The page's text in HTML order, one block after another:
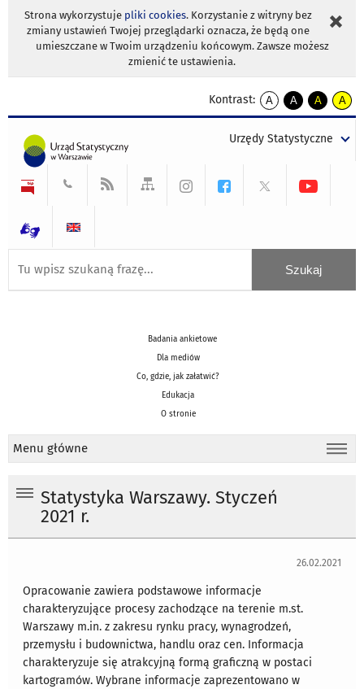
Strona wykorzystuje pliki cookies. Korzystanie z witryny bez
zmiany ustawień Twojej przeglądarki oznacza, że będą one
umieszczane w Twoim urządzeniu końcowym. Zawsze możesz
zmienić te ustawienia.
Kontrast:
A
kontrast
A
kontrast
tekst
czarnym
A
kontrast
tekst
czarnym
A
tekst
żółtym
Urzędy Statystyczne
Badania ankietowe
Dla mediów
Co, gdzie, jak załatwić?
Edukacja
O stronie
Menu główne
Statystyka Warszawy. Styczeń
2021 r.
26.02.2021
Opracowanie zawiera podstawowe informacje
charakteryzujące procesy zachodzące na terenie m.st.
Warszawy m.in. z zakresu rynku pracy, wynagrodzeń,
przemysłu i budownictwa, handlu oraz cen. Informacja
charakteryzuje się atrakcyjną formą graficzną w postaci
kartogramów. Wybrane informacje zaprezentowano w